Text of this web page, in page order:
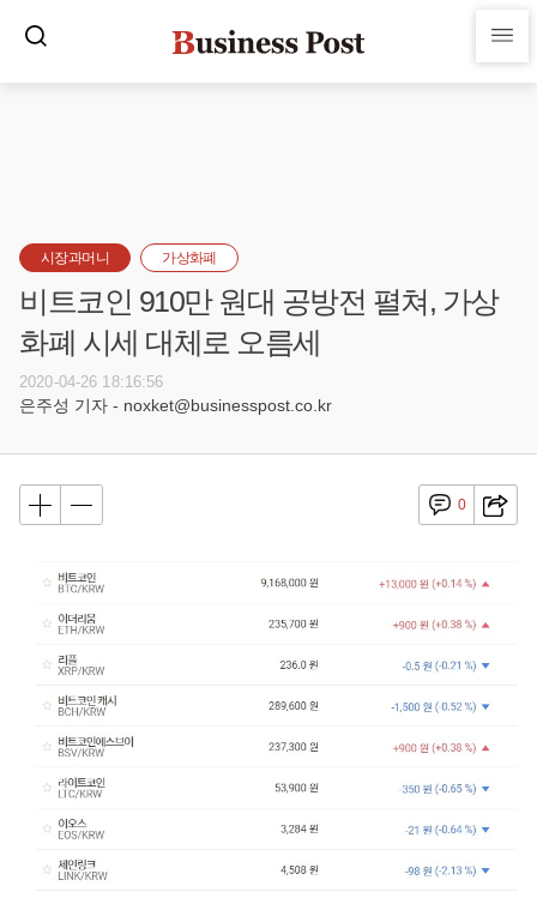
시장과머니 가상화폐
비트코인 910만 원대 공방전 펼쳐, 가상
화폐 시세 대체로 오름세
2020-04-26 18:16:56
은주성 기자 - noxket@businesspost.co.kr
0